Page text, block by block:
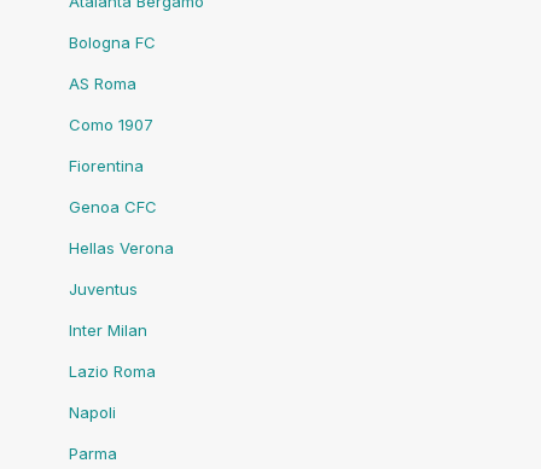
Bologna FC
AS Roma
Como 1907
Fiorentina
Genoa CFC
Hellas Verona
Juventus
Inter Milan
Lazio Roma
Napoli
Parma